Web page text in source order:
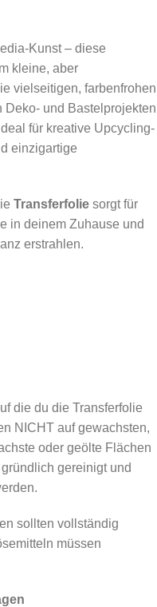
Kunst – diese
kleine, aber
vielseitigen, farbenfrohen
Deko- und Bastelprojekten
für kreative Upcycling-
einzigartige
Transferfolie sorgt für
in deinem Zuhause und
erstrahlen.
die du die Transferfolie
NICHT auf gewachsten,
oder geölte Flächen
gereinigt und
sollten vollständig
müssen